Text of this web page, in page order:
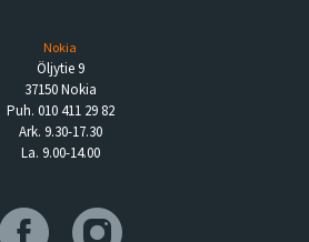
Nokia
Öljytie 9
37150 Nokia
Puh. 010 411 29 82
Ark. 9.30-17.30
La. 9.00-14.00